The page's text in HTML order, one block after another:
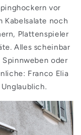
vor
Kabelsalate noch
Plattenspieler
Alles scheinbar
oder
Franco Elia